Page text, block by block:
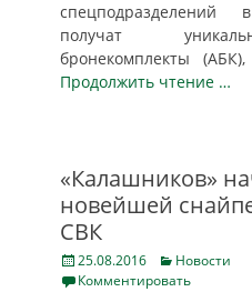
получат
бронекомплекты
Продолжить чтение …
«Калашников»
новейшей
СВК
Posted
on
25.08.2016 Categories
Новости
Комментировать